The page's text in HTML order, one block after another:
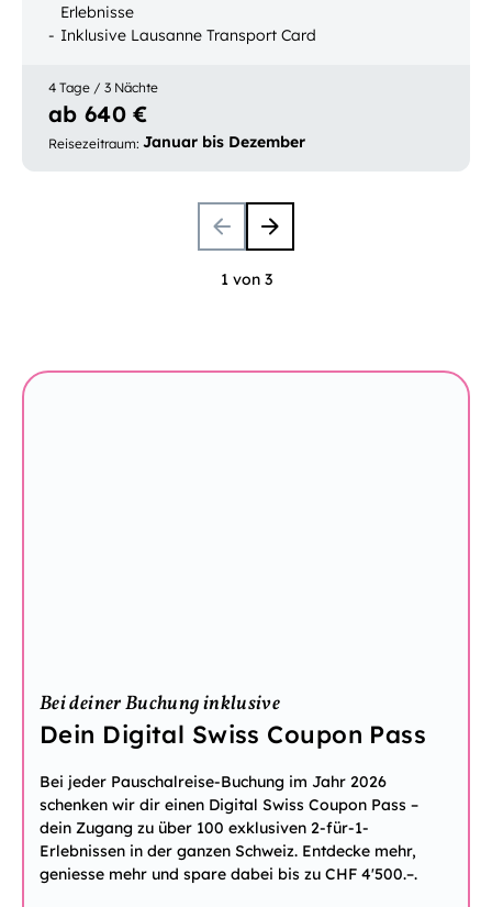
Erlebnisse
Inklusive Lausanne Transport Card
4 Tage / 3 Nächte
ab 640 €
Reisezeitraum: Januar bis Dezember
1 von 3
Bei deiner Buchung inklusive
Dein Digital Swiss Coupon Pass
Bei jeder Pauschalreise-Buchung im Jahr 2026
schenken wir dir einen Digital Swiss Coupon Pass –
dein Zugang zu über 100 exklusiven 2-für-1-
Erlebnissen in der ganzen Schweiz. Entdecke mehr,
geniesse mehr und spare dabei bis zu CHF 4'500.–.